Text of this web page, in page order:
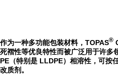
作为一种多功能包装材料，TOPAS®
死褶性等优良特性而被广泛用于许多
PE（特别是 LLDPE）相溶性，可按
改质剂。